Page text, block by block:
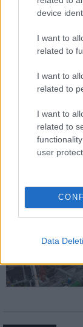
device
I want to
related to
I want to
related to
I want to
related to
user
Data
bővítésénél.